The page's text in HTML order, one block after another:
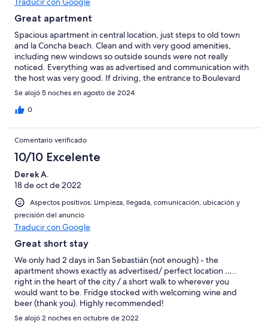
Great apartment
Spacious apartment in central location, just steps to old town
and la Concha beach. Clean and with very good amenities,
including new windows so outside sounds were not really
noticed. Everything was as advertised and communication with
the host was very good. If driving, the entrance to Boulevard
Parking is immediately on the right as you turn left onto
Zumardia Boulevard.
Se alojó 5 noches en agosto de 2024
0
Comentario verificado
10/10 Excelente
Derek A.
18 de oct de 2022
Aspectos positivos: Limpieza, llegada, comunicación, ubicación y
precisión del anuncio
Traducir con Google
Great short stay
We only had 2 days in San Sebastián (not enough) - the
apartment shows exactly as advertised/ perfect location …..
right in the heart of the city / a short walk to wherever you
would want to be. Fridge stocked with welcoming wine and
beer (thank you). Highly recommended!
Se alojó 2 noches en octubre de 2022